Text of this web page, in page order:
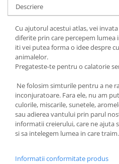
Descriere
Cu ajutorul acestui atlas, vei
diferite prin care percepem lumea
iti vei putea forma o idee despre
animalelor.
Pregateste-te pentru o calatorie
Ne folosim simturile pentru a ne
inconjuratoare. Fara ele, nu am
culorile, miscarile, sunetele,
sau adierea vantului prin parul
informatii creierului, care ne ajuta
si sa intelegem lumea in care traim.
Informatii conformitate produs